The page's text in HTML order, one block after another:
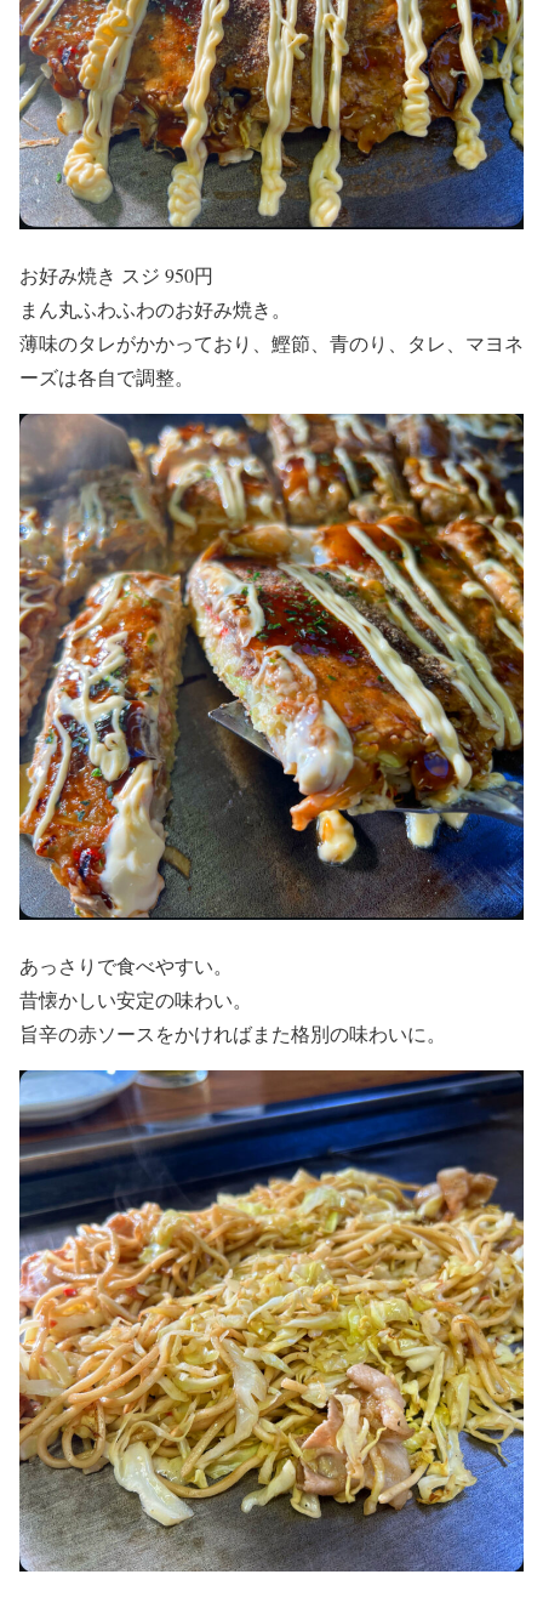
お好み焼き スジ 950円
まん丸ふわふわのお好み焼き。
薄味のタレがかかっており、鰹節、青のり、タレ、マヨネ
ーズは各自で調整。
あっさりで食べやすい。
昔懐かしい安定の味わい。
旨辛の赤ソースをかければまた格別の味わいに。